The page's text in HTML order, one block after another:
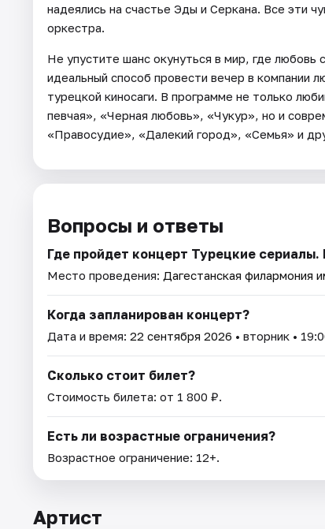
надеялись на счастье Эды и Серкана. Все эти
оркестра.
Не упустите шанс окунуться в мир, где
идеальный способ провести вечер в компании
турецкой киносаги. В программе не только
певчая», «Черная любовь», «Чукур», но и
«Правосудие», «Далекий город», «Семья» и
Вопросы и ответы
Где пройдет концерт Турецкие
Место проведения: Дагестанская филармония
Когда запланирован концерт?
Дата и время: 22 сентября 2026 • вторник •
Сколько стоит билет?
Стоимость билета: от 1 800 ₽.
Есть ли возрастные ограничения?
Возрастное ограничение: 12+.
Артист